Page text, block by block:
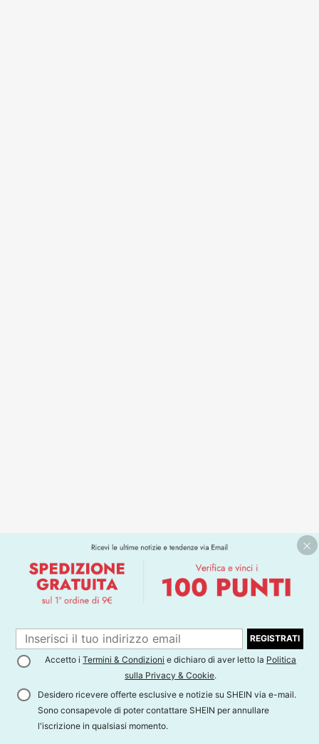
REGISTRATI
Accetto iTermini & Condizioni e dichiaro di aver letto la Politica
sulla Privacy & Cookie.
Desidero ricevere offerte esclusive e notizie su SHEIN via e-mail.
Sono consapevole di poter contattare SHEIN per annullare
l'iscrizione in qualsiasi momento.